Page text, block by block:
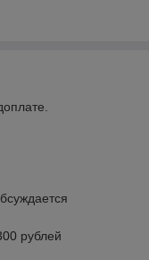
рублей